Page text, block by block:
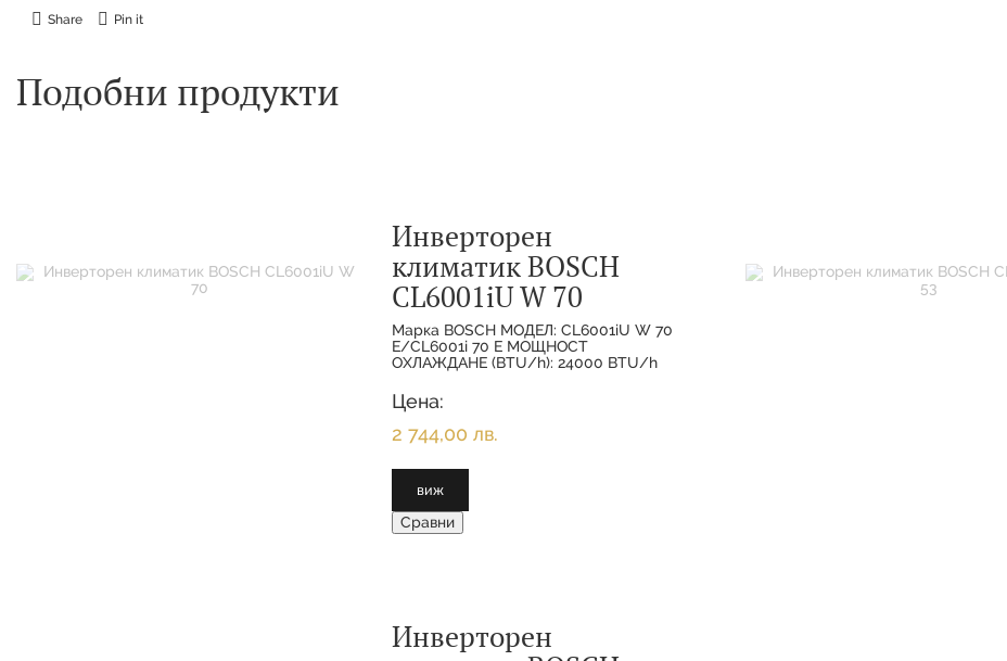
Share Pin it
Подобни продукти
Инверторен
климатик BOSCH
CL6001iU W 70
Марка BOSCH МОДЕЛ: CL6001iU W 70
E/CL6001i 70 E МОЩНОСТ
ОХЛАЖДАНЕ (BTU/h): 24000 BTU/h
7.000 KW МОЩНОСТ
ОТОПЛЕНИЕ(НОМИНАЛНА):
Цена:
2 744,00 лв.
виж
Сравни
Инверторен